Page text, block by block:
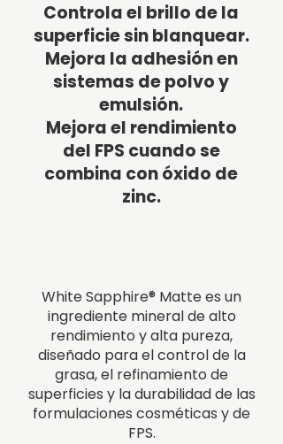
Controla el brillo de la
superficie sin blanquear.
Mejora la adhesión en
sistemas de polvo y
emulsión.
Mejora el rendimiento
del FPS cuando se
combina con óxido de
zinc.
White Sapphire® Matte es un
ingrediente mineral de alto
rendimiento y alta pureza,
diseñado para el control de la
grasa, el refinamiento de
superficies y la durabilidad de las
formulaciones cosméticas y de
FPS.